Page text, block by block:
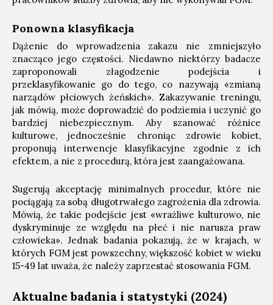
Ponowna klasyfikacja
Dążenie do wprowadzenia zakazu nie zmniejszyło
znacząco jego częstości. Niedawno niektórzy badacze
zaproponowali złagodzenie podejścia i
przeklasyfikowanie go do tego, co nazywają «zmianą
narządów płciowych żeńskich». Zakazywanie treningu,
jak mówią, może doprowadzić do podziemia i uczynić go
bardziej niebezpiecznym. Aby szanować różnice
kulturowe, jednocześnie chroniąc zdrowie kobiet,
proponują interwencje klasyfikacyjne zgodnie z ich
efektem, a nie z procedurą, która jest zaangażowana.
Sugerują akceptację minimalnych procedur, które nie
pociągają za sobą długotrwałego zagrożenia dla zdrowia.
Mówią, że takie podejście jest «wrażliwe kulturowo, nie
dyskryminuje ze względu na płeć i nie narusza praw
człowieka». Jednak badania pokazują, że w krajach, w
których FGM jest powszechny, większość kobiet w wieku
15-49 lat uważa, że ​​należy zaprzestać stosowania FGM.
Aktualne badania i statystyki (2024)